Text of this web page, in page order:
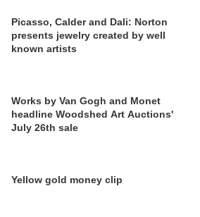
Picasso, Calder and Dali: Norton
presents jewelry created by well
known artists
Works by Van Gogh and Monet
headline Woodshed Art Auctions'
July 26th sale
Yellow gold money clip